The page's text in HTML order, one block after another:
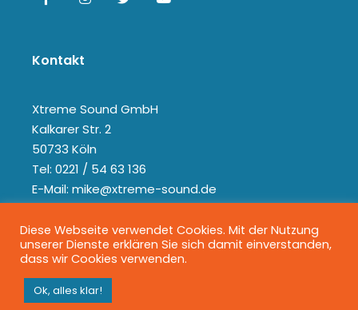
Kontakt
Xtreme Sound GmbH
Kalkarer Str. 2
50733 Köln
Tel: 0221 / 54 63 136
E-Mail: mike@xtreme-sound.de
Diese Webseite verwendet Cookies. Mit der Nutzung
unserer Dienste erklären Sie sich damit einverstanden,
dass wir Cookies verwenden.
Ok, alles klar!